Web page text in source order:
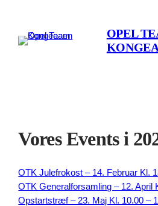
indhold
OPEL
Vores Events i
OTK Julefrokost – 14. Februar Kl.
OTK Generalforsamling – 12. April
Opstartstræf – 23. Maj Kl. 10.00 –